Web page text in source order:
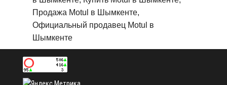
Продажа Motul в Шымкенте,
Официальный продавец Motul в
Шымкенте